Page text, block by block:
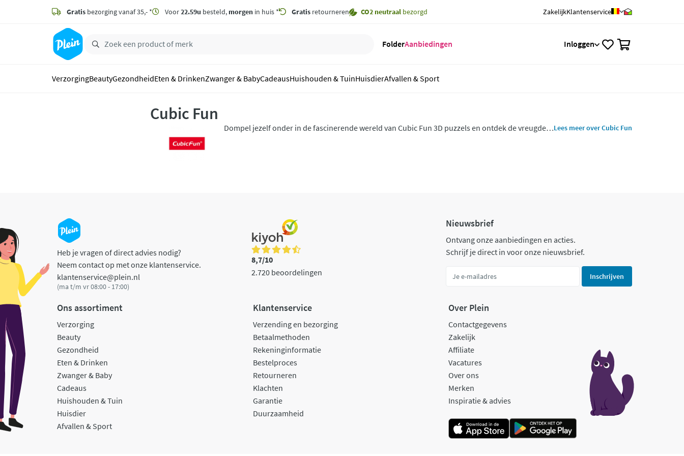
zoeken
hoofdinhoud
Gratis bezorging vanaf 35,- * Voor22.59u besteld, morgen in huis * Gratis retourneren CO2 neutraal bezorgd ZakelijkKlantenservice
FolderAanbiedingen Inloggen
VerzorgingBeautyGezondheidEten & DrinkenZwanger & BabyCadeausHuishouden & TuinHuisdierAfvallen & Sport
Cubic Fun
Dompel jezelf onder in de fascinerende wereld van Cubic Fun 3D puzzels en ontdek de vreugde
Lees meer over Cubic Fun
Heb je vragen of direct advies nodig?
Neem contact op met onze klantenservice.
klantenservice@plein.nl
(ma t/m vr 08:00 - 17:00)
8,7/10
2.720 beoordelingen
Nieuwsbrief
Ontvang onze aanbiedingen en acties.
Schrijf je direct in voor onze nieuwsbrief.
Inschrijven
Ons assortiment
Verzorging
Beauty
Gezondheid
Eten & Drinken
Zwanger & Baby
Cadeaus
Huishouden & Tuin
Huisdier
Afvallen & Sport
Klantenservice
Verzending en bezorging
Betaalmethoden
Rekeninginformatie
Bestelproces
Retourneren
Klachten
Garantie
Duurzaamheid
Over Plein
Contactgegevens
Zakelijk
Affiliate
Vacatures
Over ons
Merken
Inspiratie & advies